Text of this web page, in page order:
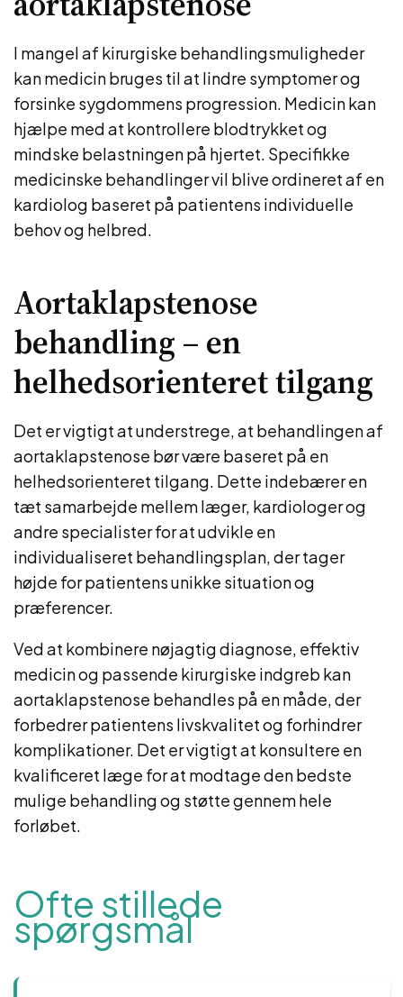
I mangel af kirurgiske behandlingsmuligheder
kan medicin bruges til at lindre symptomer og
forsinke sygdommens progression. Medicin kan
hjælpe med at kontrollere blodtrykket og
mindske belastningen på hjertet. Specifikke
medicinske behandlinger vil blive ordineret af en
kardiolog baseret på patientens individuelle
behov og helbred.
Aortaklapstenose
behandling – en
helhedsorienteret tilgang
Det er vigtigt at understrege, at behandlingen af
aortaklapstenose bør være baseret på en
helhedsorienteret tilgang. Dette indebærer en
tæt samarbejde mellem læger, kardiologer og
andre specialister for at udvikle en
individualiseret behandlingsplan, der tager
højde for patientens unikke situation og
præferencer.
Ved at kombinere nøjagtig diagnose, effektiv
medicin og passende kirurgiske indgreb kan
aortaklapstenose behandles på en måde, der
forbedrer patientens livskvalitet og forhindrer
komplikationer. Det er vigtigt at konsultere en
kvalificeret læge for at modtage den bedste
mulige behandling og støtte gennem hele
forløbet.
Ofte stillede
spørgsmål